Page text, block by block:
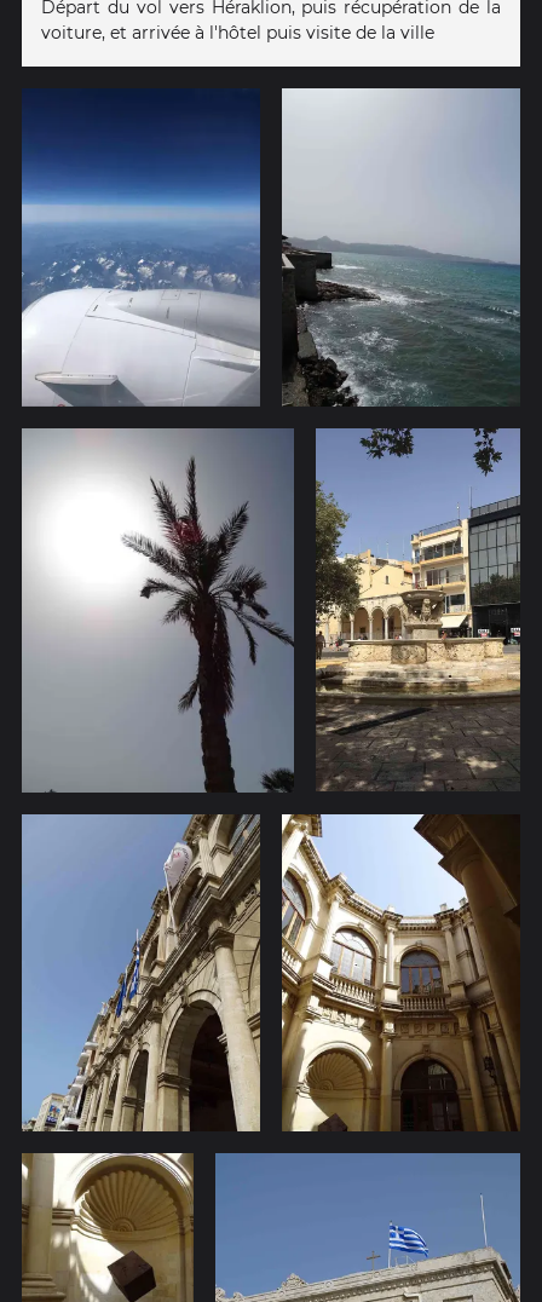
Départ du vol vers Héraklion, puis récupération de la
voiture, et arrivée à l'hôtel puis visite de la ville